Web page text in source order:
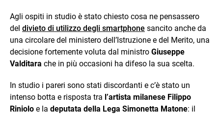
Agli ospiti in studio è stato chiesto cosa ne pensassero
del divieto di utilizzo degli smartphone sancito anche da
una circolare del ministero dell’Istruzione e del Merito, una
decisione fortemente voluta dal ministro Giuseppe
Valditara che in più occasioni ha difeso la sua scelta.
In studio i pareri sono stati discordanti e c’è stato un
intenso botta e risposta tra l’artista milanese Filippo
Riniolo e la deputata della Lega Simonetta Matone: il